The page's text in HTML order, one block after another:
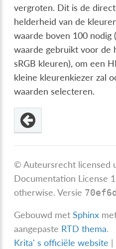
vergroten. Dit is de
helderheid van de
waarde boven 100 nodig
waarde gebruikt voor de
sRGB kleuren), om een
kleine kleurenkiezer zal
waarden selecteren.
© Auteursrecht licensed
Documentation License
otherwise.Versie
Gebouwd metSphinx
aangepaste RTD thema.
Krita' s officiële website |